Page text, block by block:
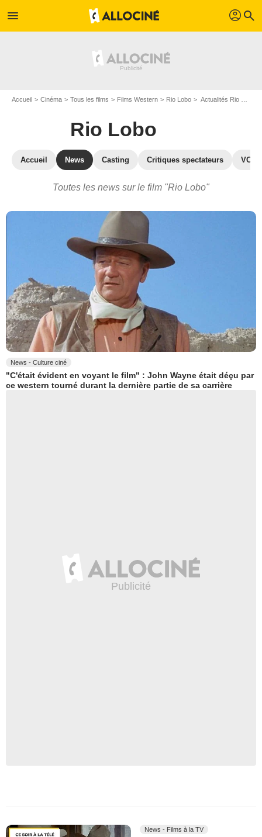
menu profil search
Accueil Cinéma Tous les films Films Western Rio Lobo Actualités Rio Lobo
Rio Lobo
Accueil News Casting Critiques spectateurs VOD
Toutes les news sur le film "Rio Lobo"
News - Culture ciné
"C'était évident en voyant le film" : John Wayne était déçu par
ce western tourné durant la dernière partie de sa carrière
News - Films à la TV